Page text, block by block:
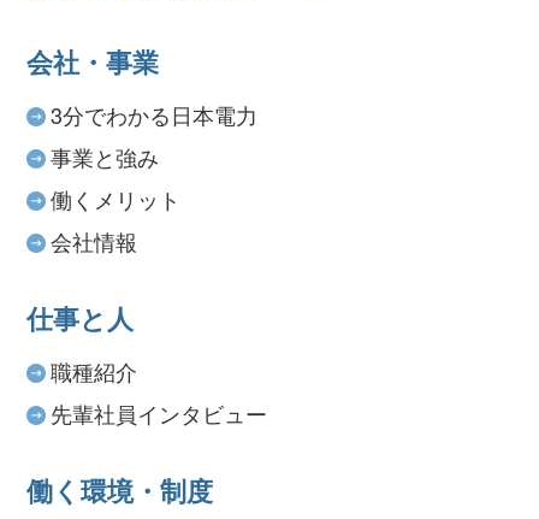
会社・事業
3分でわかる日本電力
事業と強み
働くメリット
会社情報
仕事と人
職種紹介
先輩社員インタビュー
働く環境・制度